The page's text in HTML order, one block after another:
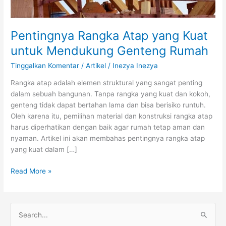
Pentingnya Rangka Atap yang Kuat
untuk Mendukung Genteng Rumah
Tinggalkan Komentar /Artikel / Inezya Inezya
Rangka atap adalah elemen struktural yang sangat penting
dalam sebuah bangunan. Tanpa rangka yang kuat dan kokoh,
genteng tidak dapat bertahan lama dan bisa berisiko runtuh.
Oleh karena itu, pemilihan material dan konstruksi rangka atap
harus diperhatikan dengan baik agar rumah tetap aman dan
nyaman. Artikel ini akan membahas pentingnya rangka atap
yang kuat dalam […]
Read More »